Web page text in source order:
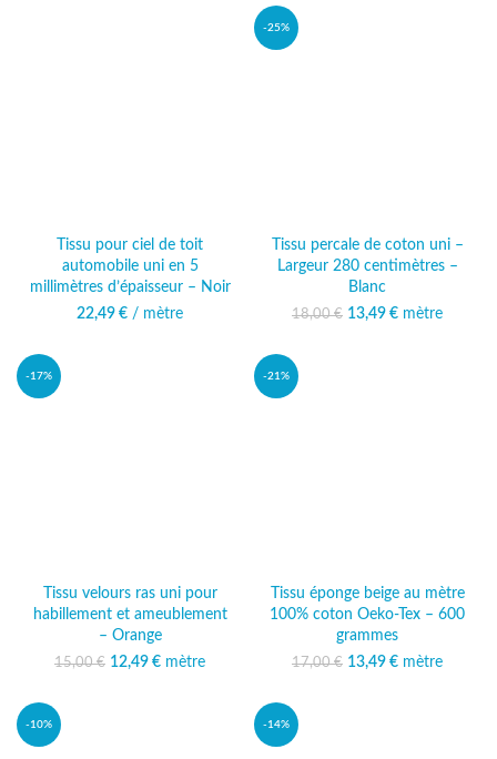
Tissu pour ciel de toit
automobile uni en 5
millimètres d’épaisseur – Noir
22,49 € / mètre
-25%
Tissu percale de coton uni –
Largeur 280 centimètres –
Blanc
18,00€ Le prix initial était :
13,49 €
Le prix
mètre
-17%
Tissu velours ras uni pour
habillement et ameublement
– Orange
15,00€ Le prix initial était :
12,49 €
Le prix
mètre
-21%
Tissu éponge beige au mètre
100% coton Oeko-Tex – 600
grammes
17,00€ Le prix initial était :
13,49 €
Le prix
mètre
-10% -14%